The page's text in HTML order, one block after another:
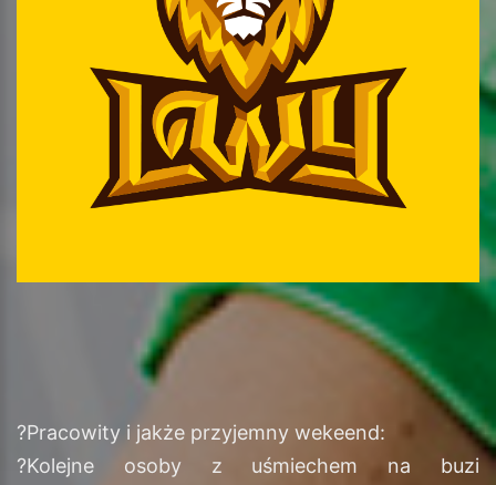
?Pracowity i jakże przyjemny wekeend:
?Kolejne osoby z uśmiechem na buzi